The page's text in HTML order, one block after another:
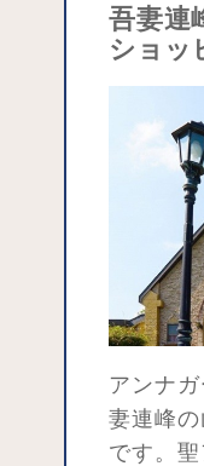
吾妻山中
梯吾妻
市内観
趣向異
を残す
沢に楽
人が訪れ
られる
内の天
（標高
天文台
吾妻連
ショッ
アンナ
妻連峰
です。